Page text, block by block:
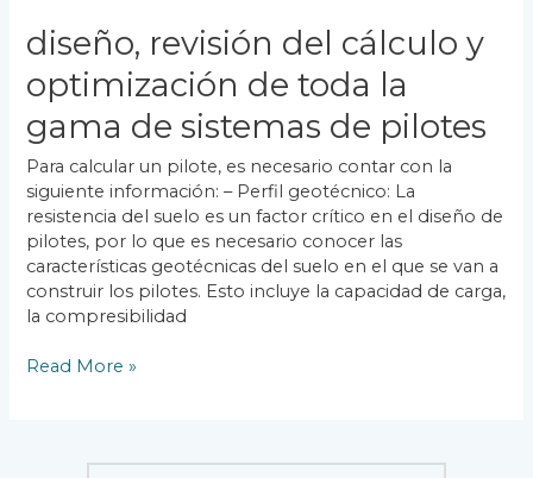
diseño, revisión del cálculo y
optimización de toda la
gama de sistemas de pilotes
Para calcular un pilote, es necesario contar con la
siguiente información: – Perfil geotécnico: La
resistencia del suelo es un factor crítico en el diseño de
pilotes, por lo que es necesario conocer las
características geotécnicas del suelo en el que se van a
construir los pilotes. Esto incluye la capacidad de carga,
la compresibilidad
del
Cálculo
y
Optimización
de
toda
la
gama
de
Sistemas
Pilotes
Read More »